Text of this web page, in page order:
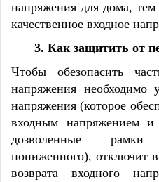
напряжения для дома,
качественное входное
3. Как защитить от
Чтобы обезопасить
напряжения необходимо
напряжения (которое
входным напряжением
дозволенные
пониженного), отключит
возврата входного